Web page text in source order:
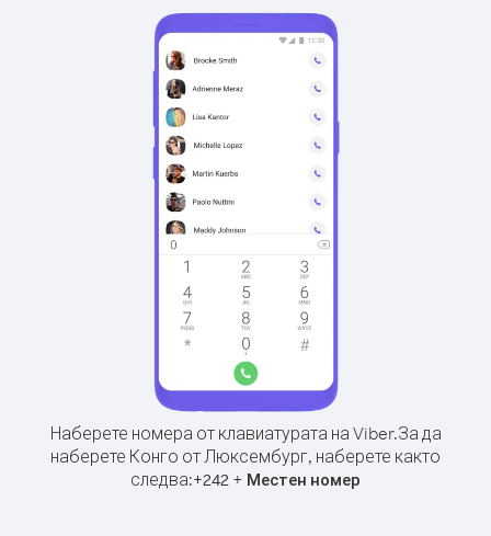
Наберете номера от клавиатурата на Viber.За да
наберете Конго от Люксембург, наберете както
следва:+242 + Местен номер